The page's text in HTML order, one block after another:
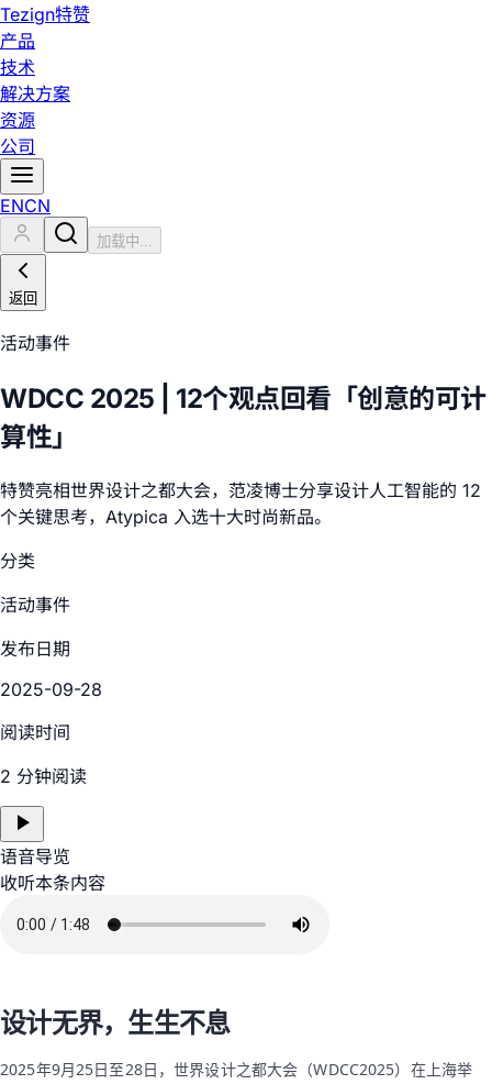
Tezign特赞
产品
技术
解决方案
资源
公司
ENCN
加载中...
返回
活动事件
WDCC 2025 | 12个观点回看「创意的可计
算性」
特赞亮相世界设计之都大会，范凌博士分享设计人工智能的 12
个关键思考，Atypica 入选十大时尚新品。
分类
活动事件
发布日期
2025-09-28
阅读时间
2 分钟阅读
语音导览
收听本条内容
设计无界，生生不息
2025年9月25日至28日，世界设计之都大会（WDCC2025）在上海举